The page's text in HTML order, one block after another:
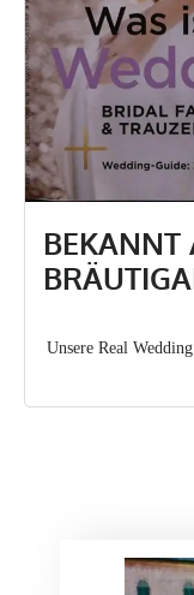
BEKANNT
Unsere Real